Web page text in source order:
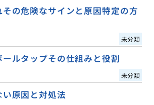
の危険なサインと原因特定の方
未分類
ルタップその仕組みと役割
未分類
原因と対処法